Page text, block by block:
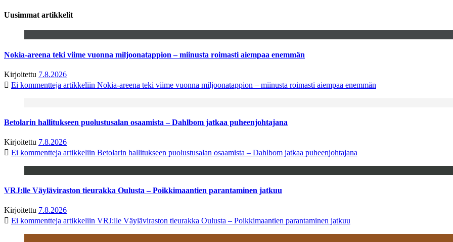
Uusimmat artikkelit
Nokia-areena teki viime vuonna miljoonatappion – miinusta roimasti aiempaa enemmän
Kirjoitettu 7.8.2026
Ei kommentteja artikkeliin Nokia-areena teki viime vuonna miljoonatappion – miinusta roimasti aiempaa enemmän
Betolarin hallitukseen puolustusalan osaamista – Dahlbom jatkaa puheenjohtajana
Kirjoitettu 7.8.2026
Ei kommentteja artikkeliin Betolarin hallitukseen puolustusalan osaamista – Dahlbom jatkaa puheenjohtajana
VRJ:lle Väyläviraston tieurakka Oulusta – Poikkimaantien parantaminen jatkuu
Kirjoitettu 7.8.2026
Ei kommentteja artikkeliin VRJ:lle Väyläviraston tieurakka Oulusta – Poikkimaantien parantaminen jatkuu